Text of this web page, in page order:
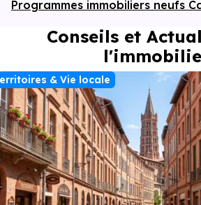
Programmes immobiliers neufs
Conseils et
& Vie locale